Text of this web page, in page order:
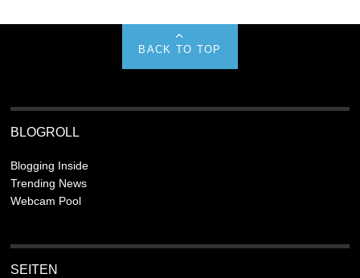
BACK TO TOP
BLOGROLL
Blogging Inside
Trending News
Webcam Pool
SEITEN